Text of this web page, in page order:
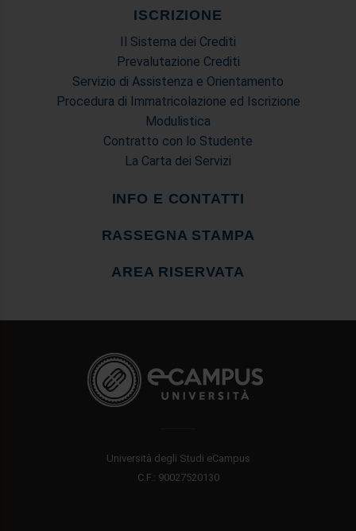
ISCRIZIONE
Il Sistema dei Crediti
Prevalutazione Crediti
Servizio di Assistenza e Orientamento
Procedura di Immatricolazione ed Iscrizione
Modulistica
Contratto con lo Studente
La Carta dei Servizi
INFO E CONTATTI
RASSEGNA STAMPA
AREA RISERVATA
Università degli Studi eCampus
C.F.: 90027520130